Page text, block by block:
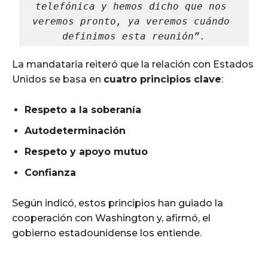
telefónica y hemos dicho que nos
veremos pronto, ya veremos cuándo
definimos esta reunión”.
La mandataria reiteró que la relación con Estados
Unidos se basa en cuatro principios clave:
Respeto a la soberanía
Autodeterminación
Respeto y apoyo mutuo
Confianza
Según indicó, estos principios han guiado la
cooperación con Washington y, afirmó, el
gobierno estadounidense los entiende.